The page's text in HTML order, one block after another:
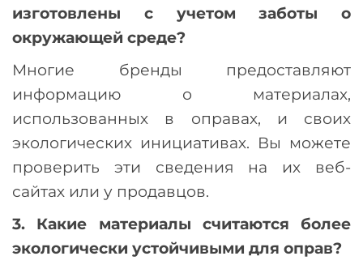
изготовлены с учетом заботы о
окружающей среде?
Многие бренды предоставляют
информацию о материалах,
использованных в оправах, и своих
экологических инициативах. Вы можете
проверить эти сведения на их веб-
сайтах или у продавцов.
3. Какие материалы считаются более
экологически устойчивыми для оправ?